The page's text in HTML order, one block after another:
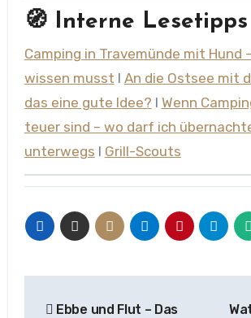
🧭 Interne Lesetipps
Camping in Travemünde mit Hund
wissen musst l An die Ostsee mit
das eine gute Idee? l Wenn
teuer sind – wo darf ich
unterwegs l Grill-Scouts
Ebbe und Flut – Das